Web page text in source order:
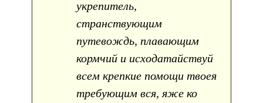
укрепитель,
странствующим
путевождь, плавающим
кормчий и исходатайствуй
всем крепкие помощи твоея
требующим вся, яже ко